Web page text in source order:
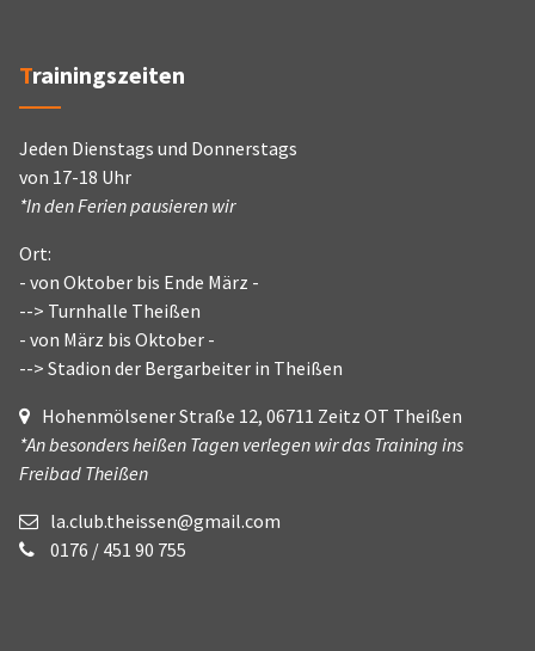
Trainingszeiten
Jeden Dienstags und Donnerstags
von 17-18 Uhr
*In den Ferien pausieren wir
Ort:
- von Oktober bis Ende März -
--> Turnhalle Theißen
- von März bis Oktober -
--> Stadion der Bergarbeiter in Theißen
Hohenmölsener Straße 12, 06711 Zeitz OT Theißen
*An besonders heißen Tagen verlegen wir das Training ins
Freibad Theißen
la.club.theissen@gmail.com
0176 / 451 90 755